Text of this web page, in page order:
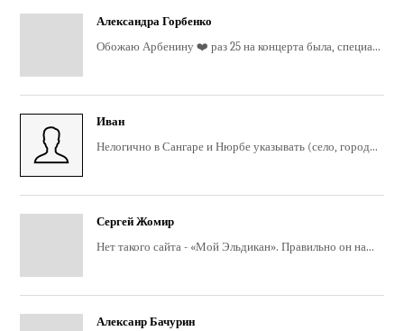
Александра Горбенко
Обожаю Арбенину ❤️ раз 25 на концерта была, специа...
Иван
Нелогично в Сангаре и Нюрбе указывать (село, город...
Сергей Жомир
Нет такого сайта - «Мой Эльдикан». Правильно он на...
Алексанр Бачурин